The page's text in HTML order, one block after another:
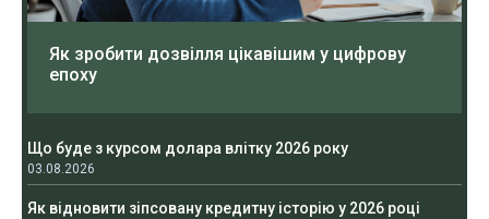
Як зробити дозвілля цікавішим у цифрову
епоху
Що буде з курсом долара влітку 2026 року
03.08.2026
Як відновити зіпсовану кредитну історію у 2026 році